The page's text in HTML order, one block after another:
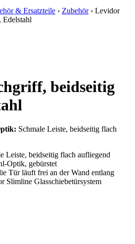
& Ersatzteile › Zubehör› Levidor
beidseitig
Schmale Leiste, beidseitig flach
Leiste, beidseitig flach aufliegend
Optik, gebürstet
Tür läuft frei an der Wand entlang
Slimline Glasschiebetürsystem